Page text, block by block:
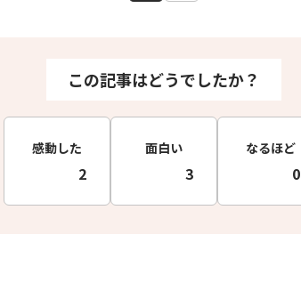
この記事はどうでしたか？
感動した
2
面白い
3
なるほど
0